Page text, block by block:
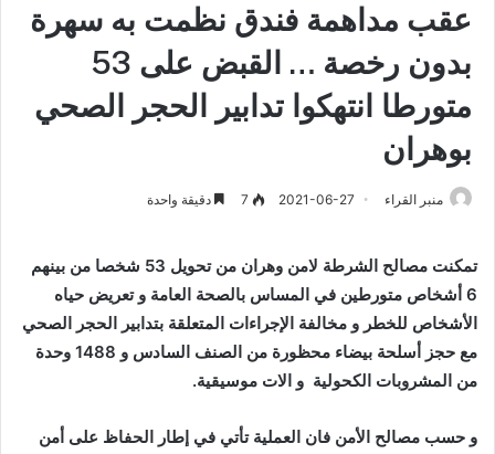
عقب مداهمة فندق نظمت به سهرة
متورطا انتهكوا تدابير الحجر الصحي
بوهران
منبر القراء 2021-06-27
7 دقيقة واحدة
تمكنت مصالح الشرطة لامن وهران من تحويل 53 شخصا من بينهم
6 أشخاص
متورطين في المساس بالصحة العامة و تعريض حياه
الأشخاص للخطر و مخالفة الإجراءات المتعلقة بتدابير الحجر الصحي
مع حجز
أسلحة بيضاء محظورة من الصنف السادس و 1488 وحدة
من المشروبات الكحولية و الات موسيقية.
و حسب مصالح الأمن فان العملية تأتي في إطار الحفاظ على أمن